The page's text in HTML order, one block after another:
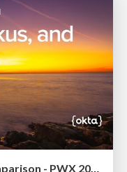
Java REST API Framework Comparison - PWX 2021